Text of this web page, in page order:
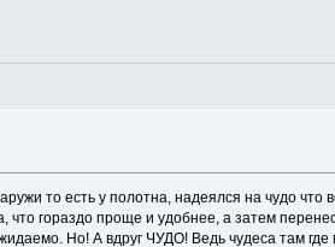
то есть у полотна, надеялся на чудо что
что гораздо проще и удобнее, а затем
Но! А вдруг ЧУДО! Ведь чудеса там где